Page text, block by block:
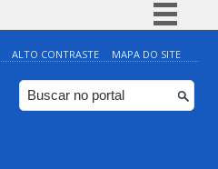
Simplifique!
Comunica BR
Participe
ALTO CONTRASTE MAPA DO SITE